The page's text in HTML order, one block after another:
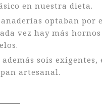
en nuestra dieta.
optaban
vez hay más
sois
artesanal.